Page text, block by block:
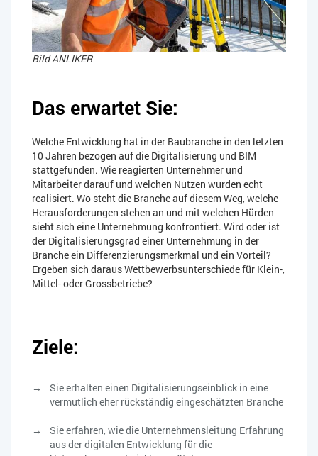
Bild ANLIKER
Das erwartet Sie:
Welche Entwicklung hat in der Baubranche in den letzten
10 Jahren bezogen auf die Digitalisierung und BIM
stattgefunden. Wie reagierten Unternehmer und
Mitarbeiter darauf und welchen Nutzen wurden echt
realisiert. Wo steht die Branche auf diesem Weg, welche
Herausforderungen stehen an und mit welchen Hürden
sieht sich eine Unternehmung konfrontiert. Wird oder ist
der Digitalisierungsgrad einer Unternehmung in der
Branche ein Differenzierungsmerkmal und ein Vorteil?
Ergeben sich daraus Wettbewerbsunterschiede für Klein-,
Mittel- oder Grossbetriebe?
Ziele:
Sie erhalten einen Digitalisierungseinblick in eine
vermutlich eher rückständig eingeschätzten Branche
Sie erfahren, wie die Unternehmensleitung Erfahrung
aus der digitalen Entwicklung für die